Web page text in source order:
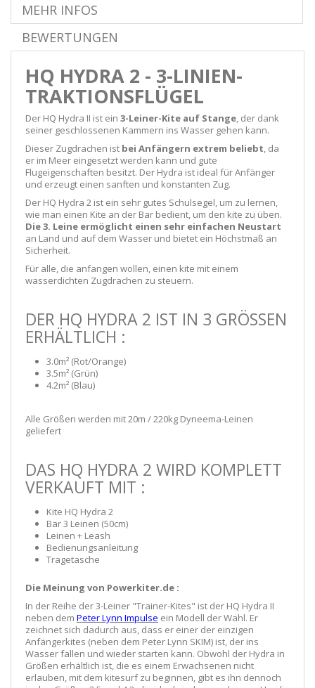
MEHR INFOS
BEWERTUNGEN
HQ HYDRA 2 - 3-LINIEN-
TRAKTIONSFLÜGEL
Der HQ Hydra II ist ein 3-Leiner-Kite auf Stange, der dank
seiner geschlossenen Kammern ins Wasser gehen kann.
Dieser Zugdrachen ist bei Anfängern extrem beliebt, da
er im Meer eingesetzt werden kann und gute
Flugeigenschaften besitzt. Der Hydra ist ideal für Anfänger
und erzeugt einen sanften und konstanten Zug.
Der HQ Hydra 2 ist ein sehr gutes Schulsegel, um zu lernen,
wie man einen Kite an der Bar bedient, um den kite zu üben.
Die 3. Leine ermöglicht einen sehr einfachen Neustart
an Land und auf dem Wasser und bietet ein Höchstmaß an
Sicherheit.
Für alle, die anfangen wollen, einen kite mit einem
wasserdichten Zugdrachen zu steuern.
DER HQ HYDRA 2 IST IN 3 GRÖSSEN E
RHÄLTLICH :
3.0m² (Rot/Orange)
3.5m² (Grün)
4.2m² (Blau)
Alle Größen werden mit 20m / 220kg Dyneema-Leinen
geliefert
DAS HQ HYDRA 2 WIRD KOMPLETT
VERKAUFT MIT :
Kite HQ Hydra 2
Bar 3 Leinen (50cm)
Leinen + Leash
Bedienungsanleitung
Tragetasche
Die Meinung von Powerkiter.de :
In der Reihe der 3-Leiner "Trainer-Kites" ist der HQ Hydra II
neben dem Peter Lynn Impulse ein Modell der Wahl. Er
zeichnet sich dadurch aus, dass er einer der einzigen
Anfängerkites (neben dem Peter Lynn SKIM) ist, der ins
Wasser fallen und wieder starten kann. Obwohl der Hydra in
Größen erhältlich ist, die es einem Erwachsenen nicht
erlauben, mit dem kitesurf zu beginnen, gibt es ihn dennoch